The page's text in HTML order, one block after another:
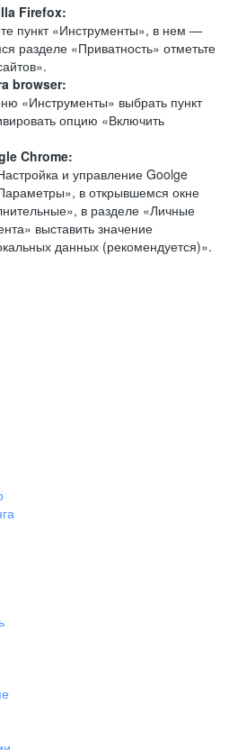
Firefox:
пункт «Инструменты», в нем —
разделе «Приватность» отметьте
browser:
«Инструменты» выбрать пункт
опцию «Включить
Chrome:
и управление Goolge
в открывшемся окне
в разделе «Личные
выставить значение
данных (рекомендуется)».